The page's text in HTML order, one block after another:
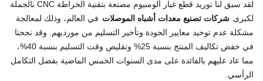
لقد سبق لنا توريد قطع غيار ألومنيوم مصنعة بتقنية الخراطة CNC بالجملة
لكبرى شركات تصنيع معدات أشباه الموصلات في العالم، وذلك لمعالجة
مشكلة عدم توحيد معايير الجودة وتأخير التسليم من مورديهم. وقد نجحنا
في خفض تكاليف المنتج بنسبة 25% وتقليص وقت التسليم بنسبة 40%،
مما عاد عليهم بالفائدة على مدى السنوات الخمس الماضية بفضل التكامل
الرأسي.